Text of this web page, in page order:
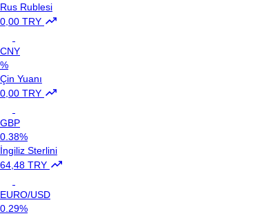
Rus Rublesi
0,00 TRY
CNY
%
Çin Yuanı
0,00 TRY
GBP
0.38%
İngiliz Sterlini
64,48 TRY
EURO/USD
0.29%